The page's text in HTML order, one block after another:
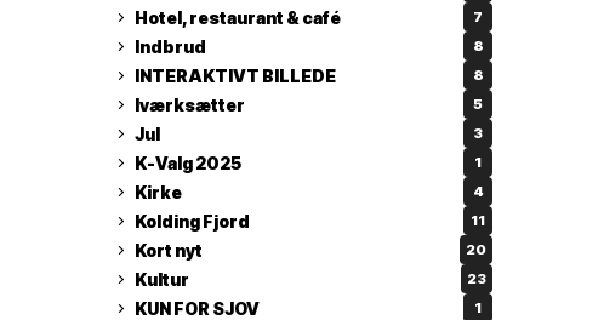
Hotel, restaurant & café 7
Indbrud 8
INTERAKTIVT BILLEDE 8
Iværksætter 5
Jul 3
K-Valg 2025 1
Kirke 4
Kolding Fjord 11
Kort nyt 20
Kultur 23
KUN FOR SJOV 1